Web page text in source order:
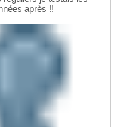
après !!